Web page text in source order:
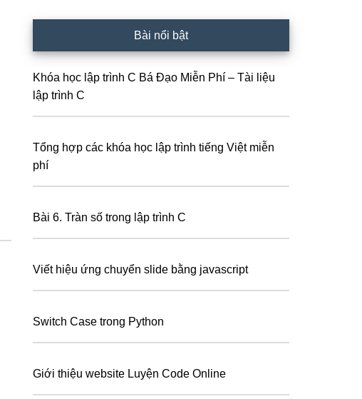
Bài nổi bật
Khóa học lập trình C Bá Đạo Miễn Phí – Tài liệu
lập trình C
Tổng hợp các khóa học lập trình tiếng Việt miễn
phí
Bài 6. Tràn số trong lập trình C
Viết hiệu ứng chuyển slide bằng javascript
Switch Case trong Python
Giới thiệu website Luyện Code Online